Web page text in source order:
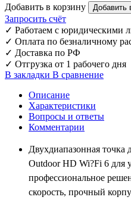
Добавить в корзину
Запросить счёт
✓ Работаем с юридическими
✓ Оплата по безналичному
✓ Доставка по РФ
✓ Отгрузка от 1 рабочего дня
В закладки В сравнение
Описание
Характеристики
Вопросы и ответы
Комментарии
Двухдиапазонная
Outdoor HD Wi?Fi 6
профессиональное
скорость, прочный